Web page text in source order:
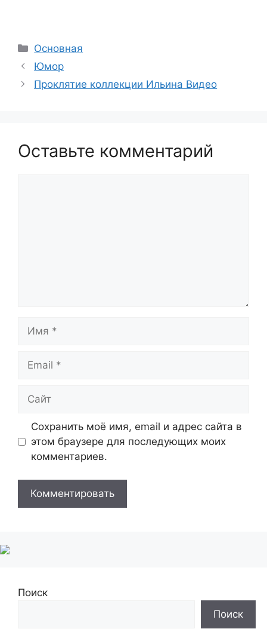
Рубрики
Основная
Юмор
Проклятие коллекции Ильина Видео
Оставьте комментарий
Имя
Email
Сайт
Сохранить моё имя, email и адрес сайта в
этом браузере для последующих моих
комментариев.
Поиск
Поиск